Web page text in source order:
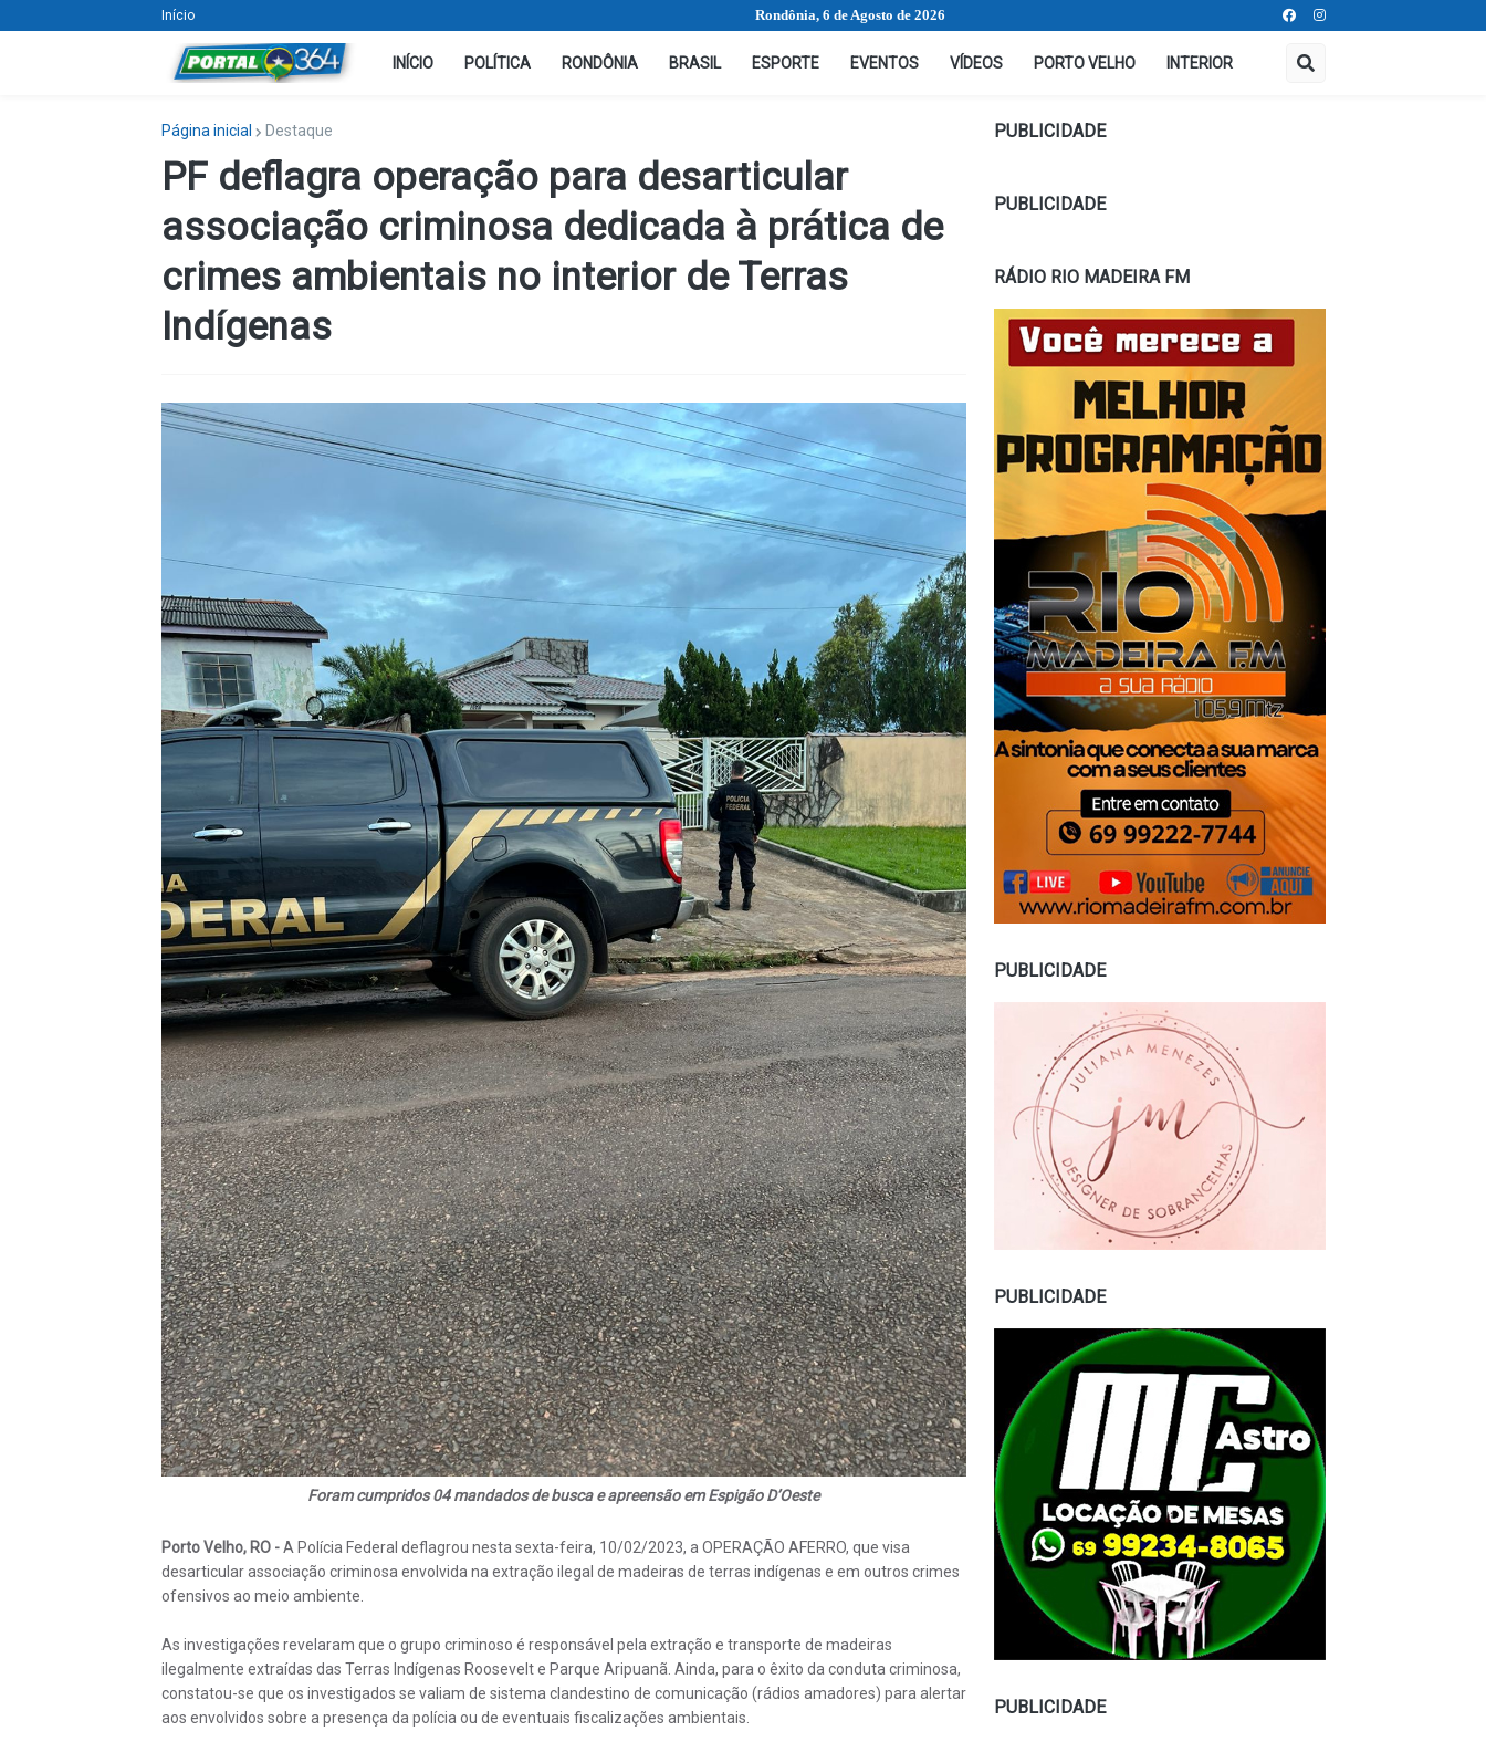
Início Rondônia, 6 de Agosto de 2026
INÍCIO POLÍTICA RONDÔNIA BRASIL ESPORTE EVENTOS VÍDEOS PORTO VELHO INTERIOR
Página inicial Destaque
PF deflagra operação para desarticular
associação criminosa dedicada à prática de
crimes ambientais no interior de Terras
Indígenas
Foram cumpridos 04 mandados de busca e apreensão em Espigão D’Oeste
Porto Velho, RO -A Polícia Federal deflagrou nesta sexta-feira, 10/02/2023, a OPERAÇÃO AFERRO, que visa
desarticular associação criminosa envolvida na extração ilegal de madeiras de terras indígenas e em outros crimes
ofensivos ao meio ambiente.
As investigações revelaram que o grupo criminoso é responsável pela extração e transporte de madeiras
ilegalmente extraídas das Terras Indígenas Roosevelt e Parque Aripuanã. Ainda, para o êxito da conduta criminosa,
constatou-se que os investigados se valiam de sistema clandestino de comunicação (rádios amadores) para alertar
aos envolvidos sobre a presença da polícia ou de eventuais fiscalizações ambientais.
PUBLICIDADE
PUBLICIDADE
RÁDIO RIO MADEIRA FM
PUBLICIDADE
PUBLICIDADE
PUBLICIDADE